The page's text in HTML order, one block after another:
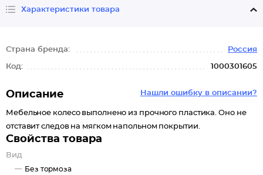
Характеристики товара
Страна бренда: Россия
Код: 1000301605
Нашли ошибку в описании?
Описание
Мебельное колесо выполнено из прочного пластика. Оно не
отставит следов на мягком напольном покрытии.
Свойства товара
Вид
Без тормоза